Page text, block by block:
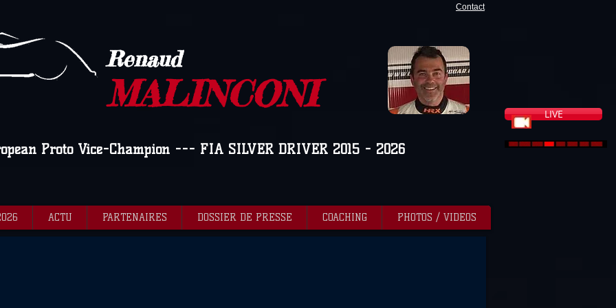
LIVE
Renaud
MALINCONI
Contact
Proto Vice-Champion --- FIA SILVER DRIVER 2015 - 2026
ACTU PARTENAIRES DOSSIER DE PRESSE COACHING PHOTOS / VIDEOS